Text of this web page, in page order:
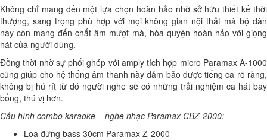
Không chỉ mang đến một lựa chọn hoàn hảo nhờ sở hữu thiết kế thời
thượng, sang trọng phù hợp với mọi không gian nội thất mà bộ dàn
này còn mang đến chất âm mượt mà, hòa quyện hoàn hảo với giọng
hát của người dùng.
Đồng thời nhờ sự phối ghép với amply tích hợp micro Paramax A-1000
cũng giúp cho hệ thống âm thanh này đảm bảo được tiếng ca rõ ràng,
không bị hú rít từ đó người nghe sẽ có những trải nghiệm ca hát bay
bổng, thú vị hơn.
Cấu hình combo karaoke – nghe nhạc Paramax CBZ-2000:
Loa đứng bass 30cm Paramax Z-2000